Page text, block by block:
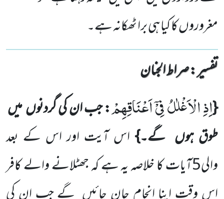
مغروروں کا کیا ہی برا ٹھکانہ ہے۔
تفسیر : ‎صراط الجنان
{اِذِ الْاَغْلٰلُ فِیْۤ اَعْنَاقِهِمْ: جب ان کی گردنوںمیں
طوق ہوں گے۔} اس آیت اور اس کے بعد
والی5آیات کاخلاصہ یہ ہے کہ جھٹلانے والے کافر